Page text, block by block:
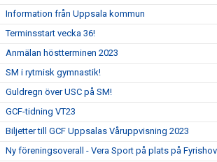
Information från Uppsala kommun
Terminsstart vecka 36!
Anmälan höstterminen 2023
SM i rytmisk gymnastik!
Guldregn över USC på SM!
GCF-tidning VT23
Biljetter till GCF Uppsalas Våruppvisning 2023
Ny föreningsoverall - Vera Sport på plats på